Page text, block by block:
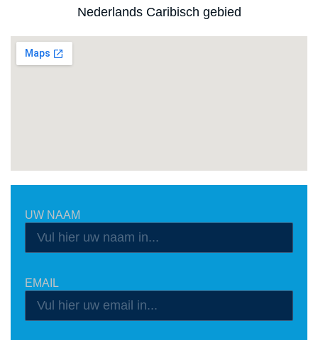
Nederlands Caribisch gebied
UW NAAM
EMAIL